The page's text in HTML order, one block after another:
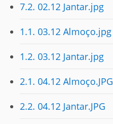
7.2. 02.12 Jantar.jpg
1.1. 03.12 Almoço.jpg
1.2. 03.12 Jantar.jpg
2.1. 04.12 Almoço.JPG
2.2. 04.12 Jantar.JPG